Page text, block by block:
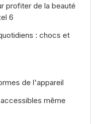
profiter de la beauté
6
: chocs et
de l'appareil
même